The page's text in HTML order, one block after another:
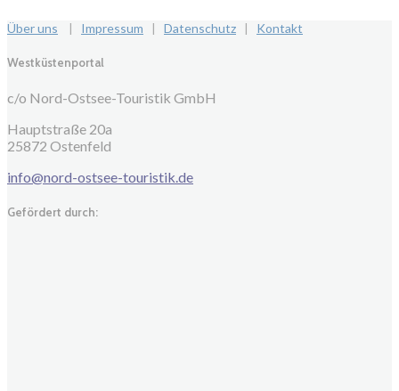
Über uns | Impressum | Datenschutz | Kontakt
Westküstenportal
c/o Nord-Ostsee-Touristik GmbH
Hauptstraße 20a
25872 Ostenfeld
info@nord-ostsee-touristik.de
Gefördert durch: